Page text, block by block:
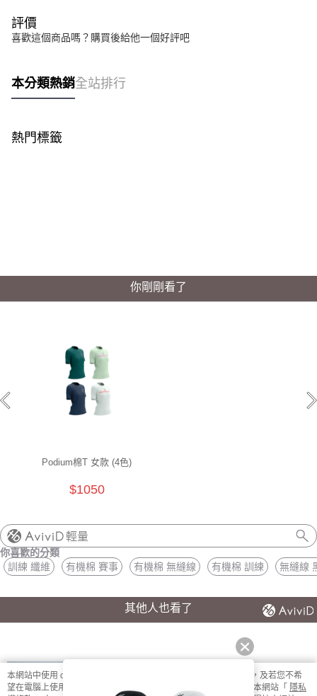
評價
喜歡這個商品嗎？購買後給他一個好評吧
本分類熱銷全站排行
熱門標籤
你剛剛看了
Podium棉T 女款 (4色)
$1050
輕量
你喜歡的分類
訓練 纖維
有機棉 賽事 有機棉 無縫線 有機棉 訓練 無縫線
其他人也看了
本網站中使用 cookie，欲查詢有關本網站使用 cookie 方式之詳情，及若您不希
望在電腦上使用 cookie 時應如何變更電腦的 cookie 設定，請參閱本網站「 隱私